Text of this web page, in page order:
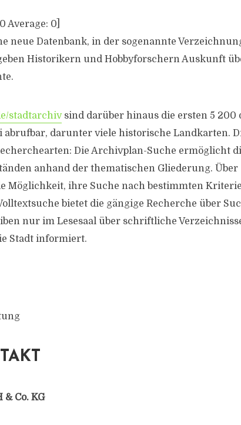
0 Average: 0
neue Datenbank, in der sogenannte
Historikern und Hobbyforschern Auskunft
stadtarchivsind darüber hinaus die ersten 5 200
darunter viele historische Landkarten.
Die Archivplan-Suche ermöglicht
anhand der thematischen Gliederung. Über
Möglichkeit, ihre Suche nach bestimmten
bietet die gängige Recherche über
nur im Lesesaal über schriftliche
Stadt informiert.
Co. KG